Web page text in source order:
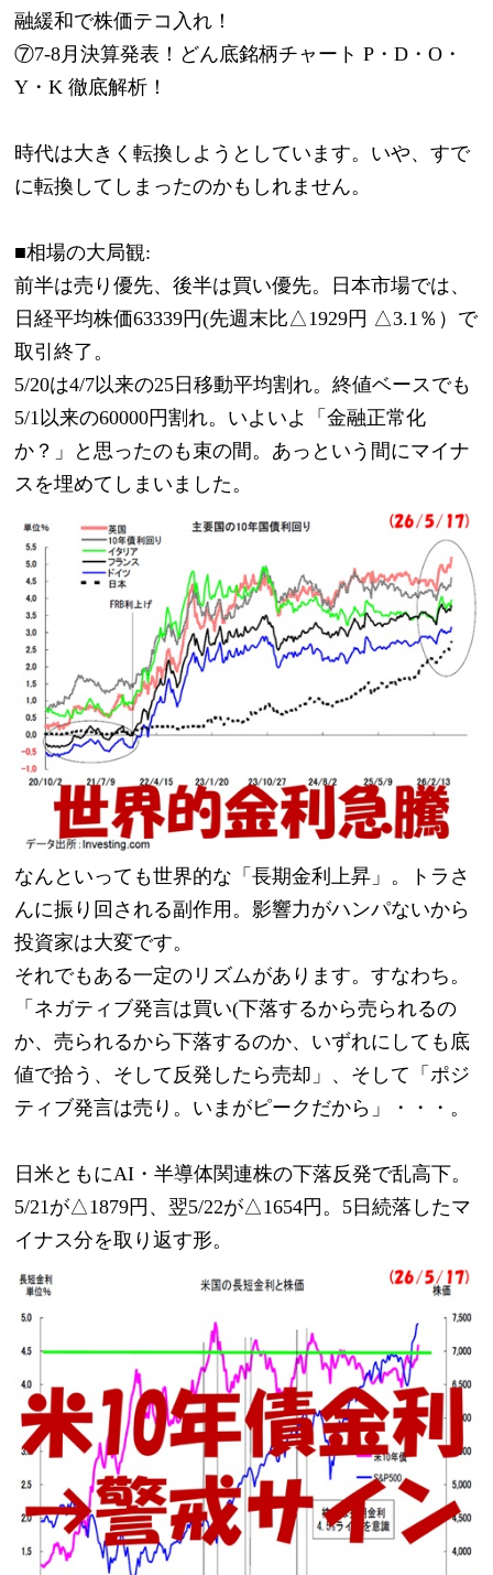
融緩和で株価テコ入れ！
⑦7-8月決算発表！どん底銘柄チャート P・D・O・
Y・K 徹底解析！
時代は大きく転換しようとしています。いや、すで
に転換してしまったのかもしれません。
■相場の大局観:
前半は売り優先、後半は買い優先。日本市場では、
日経平均株価63339円(先週末比△1929円 △3.1％）で
取引終了。
5/20は4/7以来の25日移動平均割れ。終値ベースでも
5/1以来の60000円割れ。いよいよ「金融正常化
か？」と思ったのも束の間。あっという間にマイナ
スを埋めてしまいました。
なんといっても世界的な「長期金利上昇」。トラさ
んに振り回される副作用。影響力がハンパないから
投資家は大変です。
それでもある一定のリズムがあります。すなわち。
「ネガティブ発言は買い(下落するから売られるの
か、売られるから下落するのか、いずれにしても底
値で拾う、そして反発したら売却」、そして「ポジ
ティブ発言は売り。いまがピークだから」・・・。
日米ともにAI・半導体関連株の下落反発で乱高下。
5/21が△1879円、翌5/22が△1654円。5日続落したマ
イナス分を取り返す形。